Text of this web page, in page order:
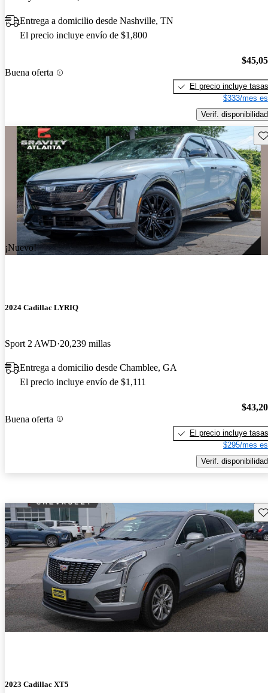
Entrega a domicilio desde Nashville, TN
El precio incluye envío de $1,800
Buena oferta
El precio incluye tasas
$333/mes
Verif. disponibilidad
¡Nuevo!
2024 Cadillac LYRIQ
Sport 2 AWD 20,239 millas
Entrega a domicilio desde Chamblee, GA
El precio incluye envío de $1,111
Buena oferta
El precio incluye tasas
$295/mes
Verif. disponibilidad
2023 Cadillac XT5